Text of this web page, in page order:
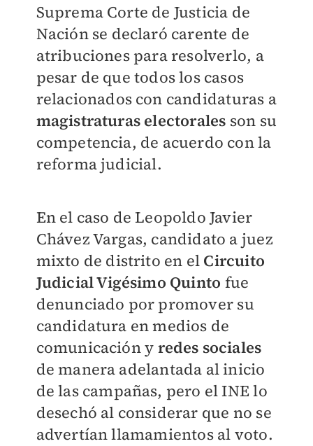
Suprema Corte de Justicia de
Nación se declaró carente de
atribuciones para resolverlo, a
pesar de que todos los casos
relacionados con candidaturas a
magistraturas electorales son su
competencia, de acuerdo con la
reforma judicial.
En el caso de Leopoldo Javier
Chávez Vargas, candidato a juez
mixto de distrito en el Circuito
Judicial Vigésimo Quinto fue
denunciado por promover su
candidatura en medios de
comunicación y redes sociales
de manera adelantada al inicio
de las campañas, pero el INE lo
desechó al considerar que no se
advertían llamamientos al voto.